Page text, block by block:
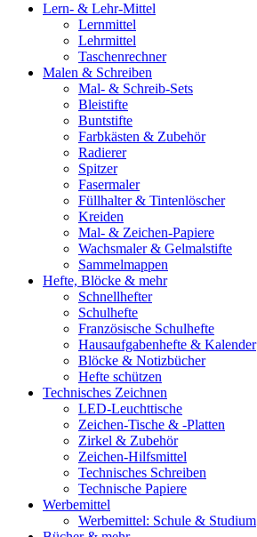
Lern- & Lehr-Mittel
Lernmittel
Lehrmittel
Taschenrechner
Malen & Schreiben
Mal- & Schreib-Sets
Bleistifte
Buntstifte
Farbkästen & Zubehör
Radierer
Spitzer
Fasermaler
Füllhalter & Tintenlöscher
Kreiden
Mal- & Zeichen-Papiere
Wachsmaler & Gelmalstifte
Sammelmappen
Hefte, Blöcke & mehr
Schnellhefter
Schulhefte
Französische Schulhefte
Hausaufgabenhefte & Kalender
Blöcke & Notizbücher
Hefte schützen
Technisches Zeichnen
LED-Leuchttische
Zeichen-Tische & -Platten
Zirkel & Zubehör
Zeichen-Hilfsmittel
Technisches Schreiben
Technische Papiere
Werbemittel
Werbemittel: Schule & Studium